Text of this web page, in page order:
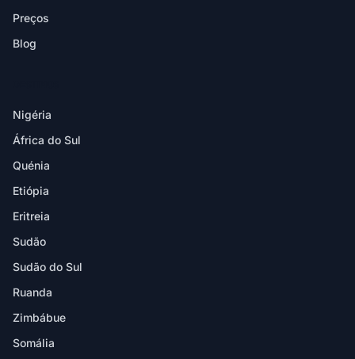
Preços
Blog
Nigéria
África do Sul
Quénia
Etiópia
Eritreia
Sudão
Sudão do Sul
Ruanda
Zimbábue
Somália